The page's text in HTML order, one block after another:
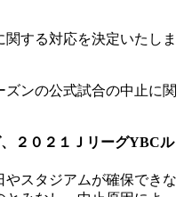
する対応を決定いたしま
ズンの公式試合の中止に関
２０２１ＪリーグYBCル
やスタジアムが確保できな